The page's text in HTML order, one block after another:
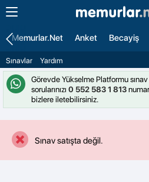
Memurlar.Net Anket Becayiş
Sınavlar Yardım
Görevde Yükselme Platformu
sorularınızı0 552 583 1 813
bizlere iletebilirsiniz.
Sınav satışta değil.